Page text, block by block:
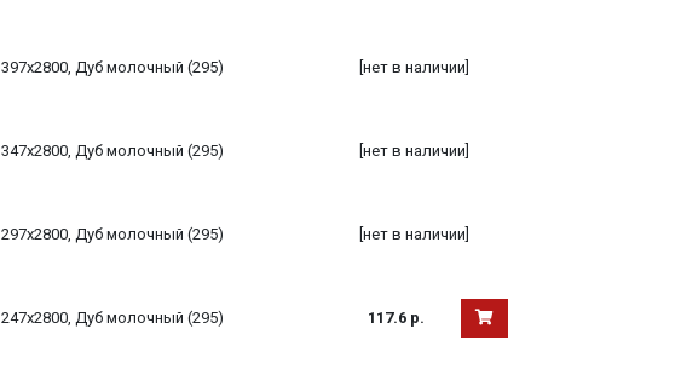
397х2800, Дуб молочный (295) [нет в наличии]
347х2800, Дуб молочный (295) [нет в наличии]
297х2800, Дуб молочный (295) [нет в наличии]
247х2800, Дуб молочный (295) 117.6 р.